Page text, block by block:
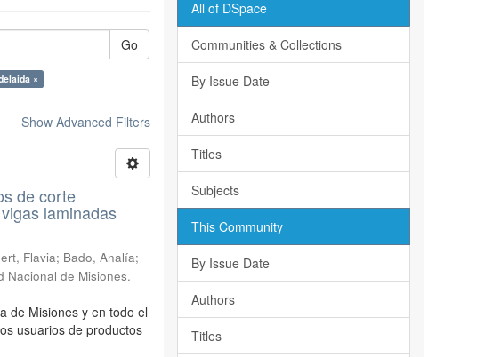
Go
×
Show Advanced Filters
de corte
laminadas
Flavia; Bado, Analía;
Nacional de Misiones.
de Misiones y en todo el
usuarios de productos
All of DSpace
Communities & Collections
By Issue Date
Authors
Titles
Subjects
This Community
By Issue Date
Authors
Titles